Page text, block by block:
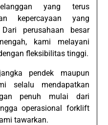
yang terus
kepercayaan yang
perusahaan besar
kami melayani
fleksibilitas tinggi.
pendek maupun
selalu mendapatkan
penuh mulai dari
operasional forklift
tawarkan.